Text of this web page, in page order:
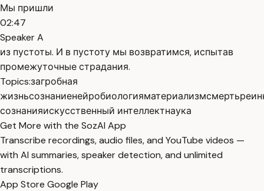
Мы пришли
02:47
Speaker A
из пустоты. И в пустоту мы возвратимся, испытав
промежуточные страдания.
Topics:загробная
жизньсознаниенейробиологияматериализмсмерть
сознанияискусственный интеллектнаука
Get More with the SozAI App
Transcribe recordings, audio files, and YouTube videos —
with AI summaries, speaker detection, and unlimited
transcriptions.
App Store Google Play